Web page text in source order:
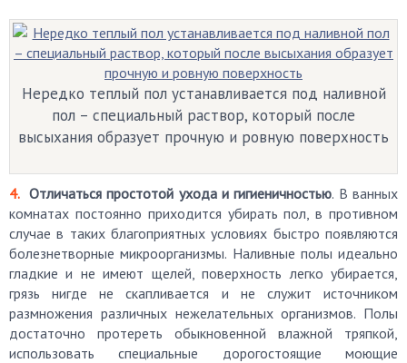
Нередко теплый пол устанавливается под наливной
пол – специальный раствор, который после
высыхания образует прочную и ровную поверхность
Отличаться простотой ухода и гигиеничностью. В ванных
комнатах постоянно приходится убирать пол, в противном
случае в таких благоприятных условиях быстро появляются
болезнетворные микроорганизмы. Наливные полы идеально
гладкие и не имеют щелей, поверхность легко убирается,
грязь нигде не скапливается и не служит источником
размножения различных нежелательных организмов. Полы
достаточно протереть обыкновенной влажной тряпкой,
использовать специальные дорогостоящие моющие